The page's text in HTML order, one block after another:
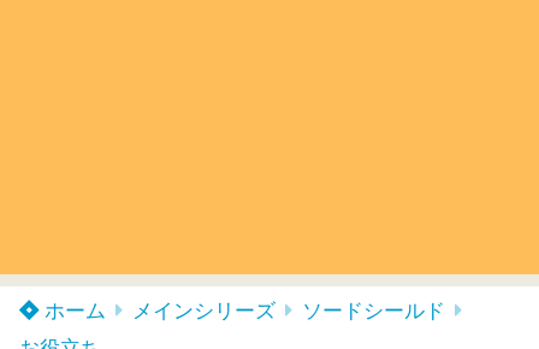
ホーム メインシリーズ
ソードシールド